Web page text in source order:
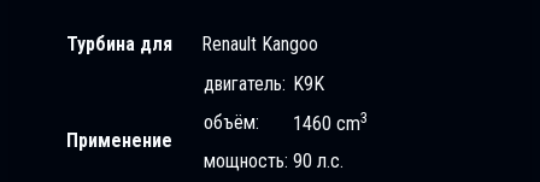
Турбина для Renault Kangoo
Применение
двигатель: K9K
объём:
1460 cm3
мощность: 90 л.с.